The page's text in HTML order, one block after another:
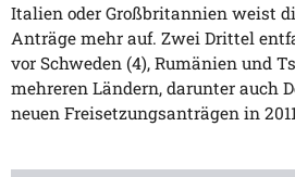
Italien oder Großbritannien weist
Anträge mehr auf. Zwei Drittel
vor Schweden (4), Rumänien und
mehreren Ländern, darunter auch
neuen Freisetzungsanträgen in